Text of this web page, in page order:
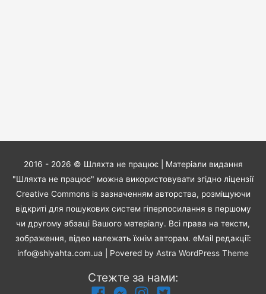
2016 - 2026 © Шляхта не працює| Матеріали видання
"Шляхта не працює" можна використовувати згідно ліцензії
Creative Commons із зазначенням авторства, розміщуючи
відкриті для пошукових систем гіперпосилання в першому
чи другому абзаці Вашого матеріалу. Всі права на тексти,
зображення, відео належать їхнім авторам. eMail редакції:
info@shlyahta.com.ua | Povered by Astra WordPress Theme
Стежте за нами: